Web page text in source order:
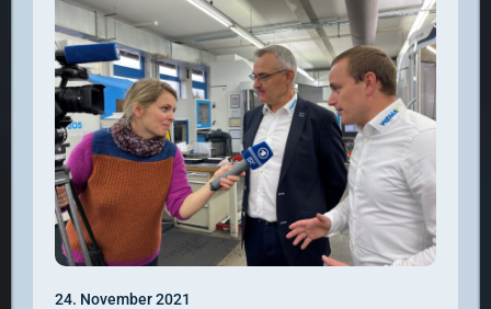
24. November 2021